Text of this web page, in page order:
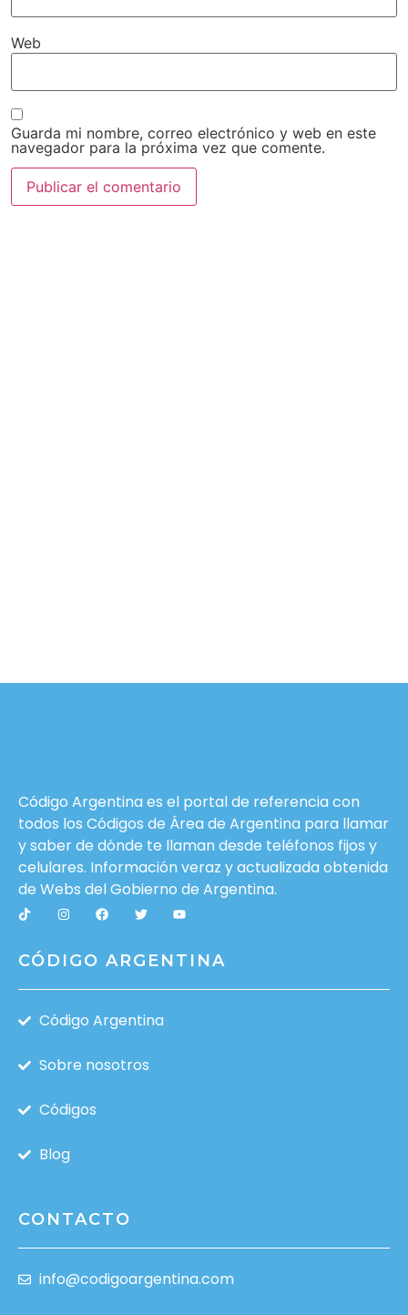
Web
Guarda mi nombre, correo electrónico y web en este
navegador para la próxima vez que comente.
Código Argentina es el portal de referencia con
todos los Códigos de Área de Argentina para llamar
y saber de dónde te llaman desde teléfonos fijos y
celulares. Información veraz y actualizada obtenida
de Webs delGobierno de Argentina.
CÓDIGO ARGENTINA
Código Argentina
Sobre nosotros
Códigos
Blog
CONTACTO
info@codigoargentina.com